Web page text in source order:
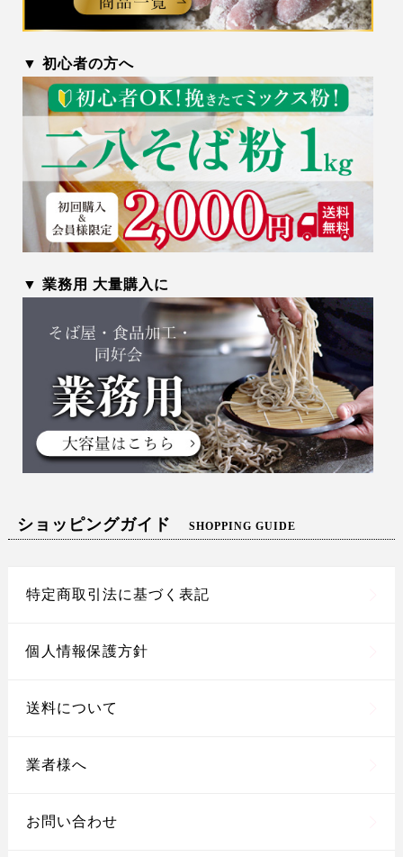
▼ 初心者の方へ
▼ 業務用 大量購入に
ショッピングガイド SHOPPING GUIDE
特定商取引法に基づく表記
個人情報保護方針
送料について
業者様へ
お問い合わせ